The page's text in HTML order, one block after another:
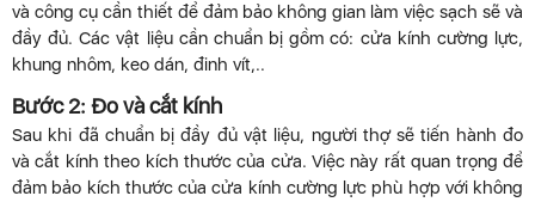
và công cụ cần thiết để đảm bảo không gian làm việc sạch sẽ và
đầy đủ. Các vật liệu cần chuẩn bị gồm có: cửa kính cường lực,
khung nhôm, keo dán, đinh vít,..
Bước 2: Đo và cắt kính
Sau khi đã chuẩn bị đầy đủ vật liệu, người thợ sẽ tiến hành đo
và cắt kính theo kích thước của cửa. Việc này rất quan trọng để
đảm bảo kích thước của cửa kính cường lực phù hợp với không